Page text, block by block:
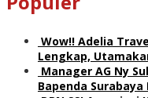
Wow!! Adelia
Lengkap,
Manager AG Ny
Bapenda